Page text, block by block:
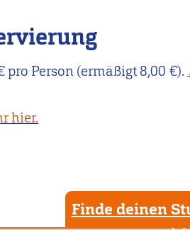
pro Person (ermäßigt 8,00 €).
hier.
Finde deinen